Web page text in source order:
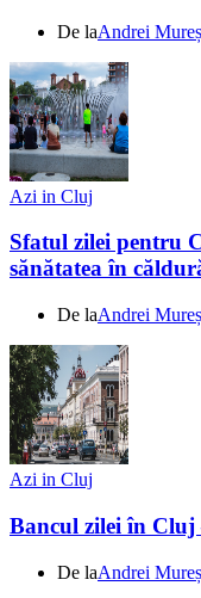
De laAndrei
Azi in Cluj
Sfatul zilei pentru
sănătatea în
De laAndrei
Azi in Cluj
Bancul zilei în Cluj
De laAndrei